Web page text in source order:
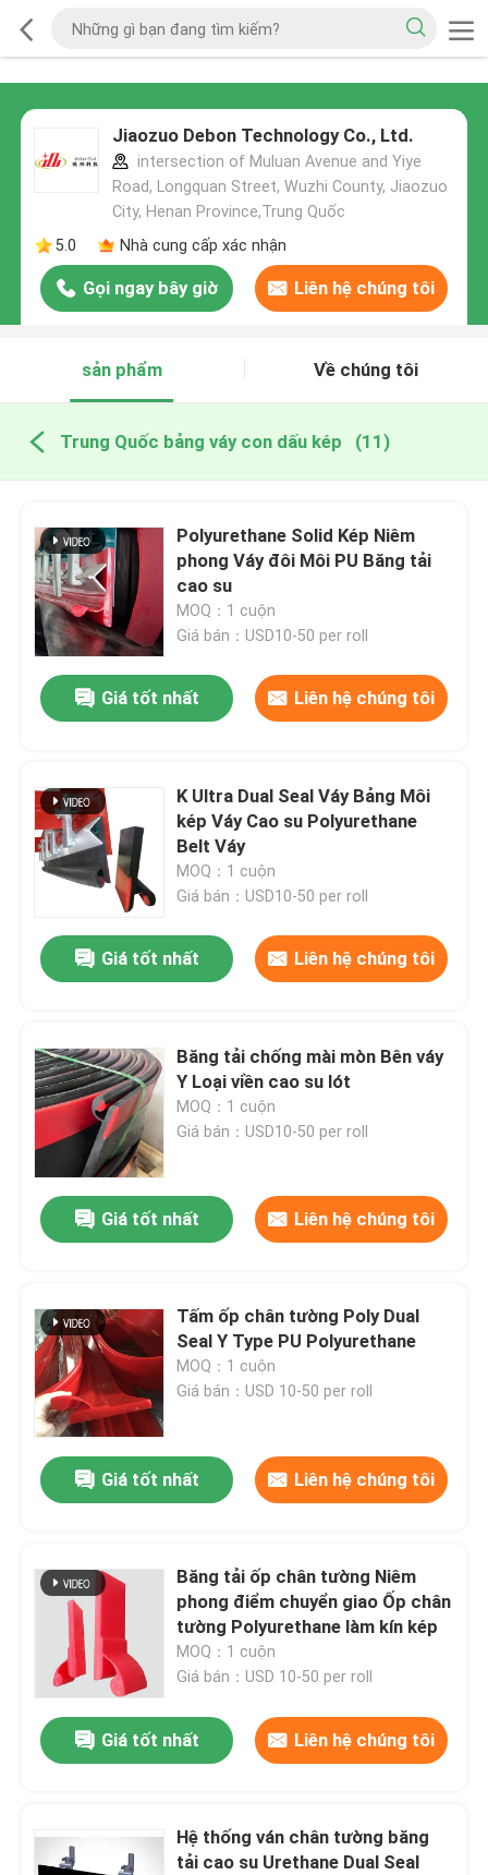
Jiaozuo Debon Technology Co., Ltd.
intersection of Muluan Avenue and Yiye
Road, Longquan Street, Wuzhi County, Jiaozuo
City, Henan Province,Trung Quốc
5.0
Nhà cung cấp xác nhận
Gọi ngay bây giờ Liên hệ chúng tôi
sản phẩm Về chúng tôi
Trung Quốc bảng váy con dấu kép (11)
Polyurethane Solid Kép Niêm
phong Váy đôi Môi PU Băng tải
cao su
MOQ：1 cuộn
Giá bán：USD10-50 per roll
Giá tốt nhất Liên hệ chúng tôi
K Ultra Dual Seal Váy Bảng Môi
kép Váy Cao su Polyurethane
Belt Váy
MOQ：1 cuộn
Giá bán：USD10-50 per roll
Giá tốt nhất Liên hệ chúng tôi
Băng tải chống mài mòn Bên váy
Y Loại viền cao su lót
MOQ：1 cuộn
Giá bán：USD10-50 per roll
Giá tốt nhất Liên hệ chúng tôi
Tấm ốp chân tường Poly Dual
Seal Y Type PU Polyurethane
MOQ：1 cuộn
Giá bán：USD 10-50 per roll
Giá tốt nhất Liên hệ chúng tôi
Băng tải ốp chân tường Niêm
phong điểm chuyển giao Ốp chân
tường Polyurethane làm kín kép
MOQ：1 cuộn
Giá bán：USD 10-50 per roll
Giá tốt nhất Liên hệ chúng tôi
Hệ thống ván chân tường băng
tải cao su Urethane Dual Seal